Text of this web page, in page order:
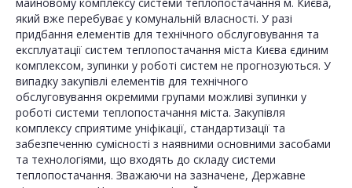
який вже перебуває у комунальній власності. У разі
придбання елементів для технічного обслуговування та
експлуатації систем теплопостачання міста Києва єдиним
комплексом, зупинки у роботі систем не прогнозуються. У
випадку закупівлі елементів для технічного
обслуговування окремими групами можливі зупинки у
роботі системи теплопостачання міста. Закупівля
комплексу сприятиме уніфікації, стандартизації та
забезпеченню сумісності з наявними основними засобами
та технологіями, що входять до складу системи
теплопостачання. Зважаючи на зазначене, Державне